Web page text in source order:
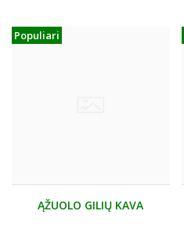
Populiari
ĄŽUOLO GILIŲ KAVA